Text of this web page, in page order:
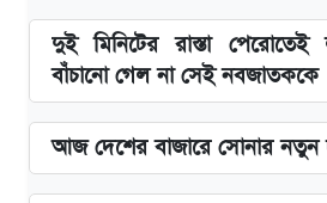
দুই মিনিটের রাস্তা
বাঁচানো গেল না সেই নবজাতককে
আজ দেশের বাজারে সোনার নতুন